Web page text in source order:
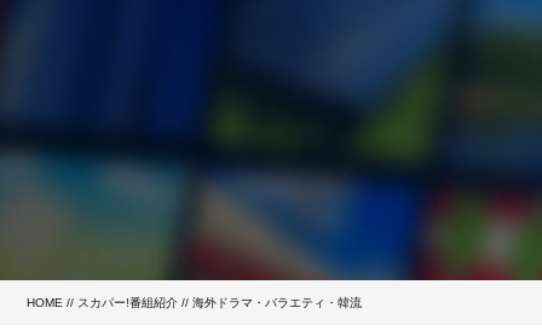
HOME // スカパー!番組紹介 //海外ドラマ・バラエティ・韓流